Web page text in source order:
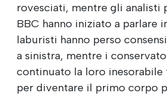
rovesciati, mentre gli analisti
BBC hanno iniziato a parlare
laburisti hanno perso
a sinistra, mentre i
continuato la loro inesorabile
per diventare il primo corpo